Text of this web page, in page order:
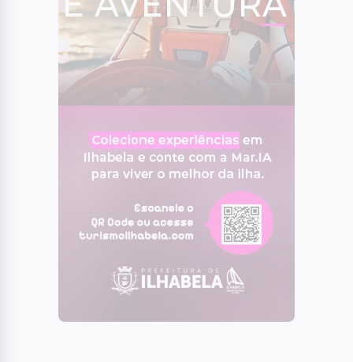
Ventania chega na Vila Industrial em São
José dos Campos
05 OCORRÊNCIAS
Polícia apreende mais de 86 kg de drogas
em ‘casa bomba’ em São José